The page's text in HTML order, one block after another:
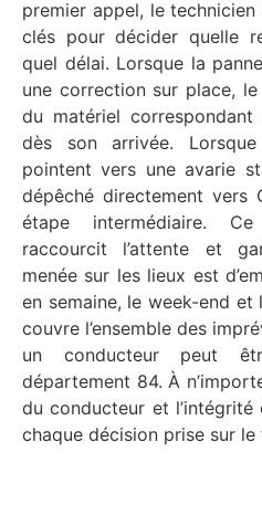
premier appel, le
clés pour décider quelle
quel délai. Lorsque la
une correction sur place,
du matériel
dès son arrivée.
pointent vers une avarie
dépêché directement vers
étape intermédiaire.
raccourcit l’attente et
menée sur les lieux est
en semaine, le week-end
couvre l’ensemble des
un conducteur peut
département 84. À
du conducteur et
chaque décision prise sur le